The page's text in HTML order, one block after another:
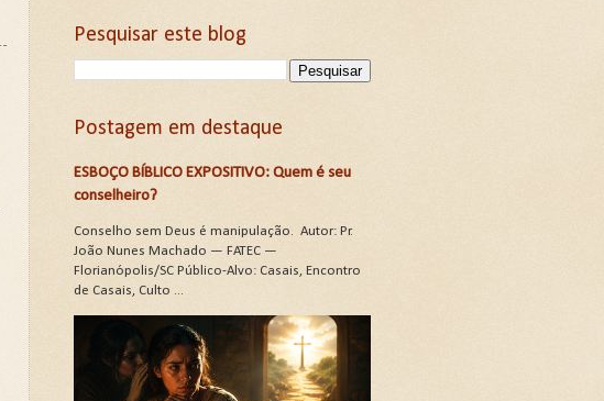
Pesquisar este blog
Postagem em destaque
ESBOÇO BÍBLICO EXPOSITIVO: Quem é seu
conselheiro?
Conselho sem Deus é manipulação. Autor: Pr.
João Nunes Machado — FATEC —
Florianópolis/SC Público-Alvo: Casais, Encontro
de Casais, Culto ...